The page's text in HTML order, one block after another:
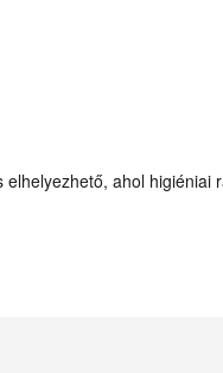
ahol higiéniai